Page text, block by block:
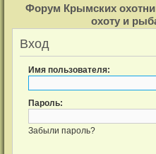
с
т
р
а
Форум Крымских
охоту и
Вход
Имя пользователя:
Пароль:
Забыли пароль?